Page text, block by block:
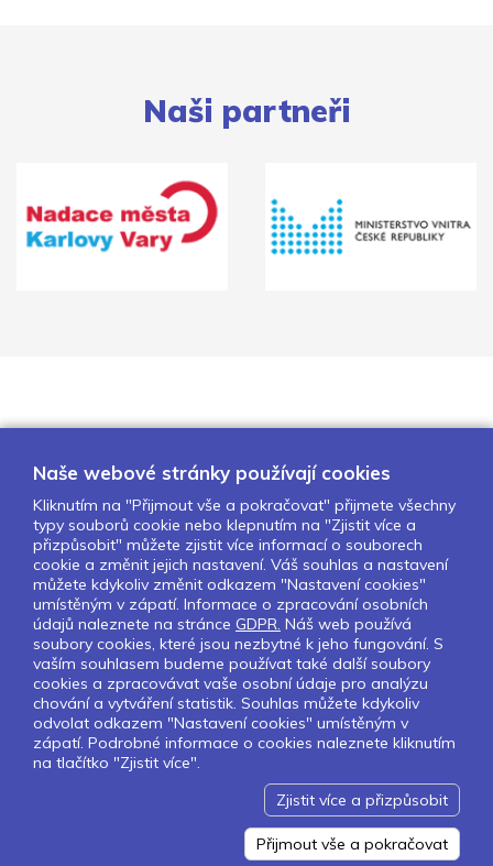
Naši partneři
O nás Naše projekty
Pro školy
Partneři
Kontakty
GDPR
Nastavení cookies
Sledujte nás:
Pokud chcete dostávat pravidelný
Newsletter klikněte
Smartware s.r.o. Redakční systém MultiCMS
Naše webové stránky používají cookies
Kliknutím na "Přijmout vše a pokračovat" přijmete všechny
typy souborů cookie nebo klepnutím na "Zjistit více a
přizpůsobit" můžete zjistit více informací o souborech
cookie a změnit jejich nastavení. Váš souhlas a nastavení
můžete kdykoliv změnit odkazem "Nastavení cookies"
umístěným v zápatí. Informace o zpracování osobních
údajů naleznete na stránce GDPR. Náš web používá
soubory cookies, které jsou nezbytné k jeho fungování. S
vaším souhlasem budeme používat také další soubory
cookies a zpracovávat vaše osobní údaje pro analýzu
chování a vytváření statistik. Souhlas můžete kdykoliv
odvolat odkazem "Nastavení cookies" umístěným v
zápatí. Podrobné informace o cookies naleznete kliknutím
na tlačítko "Zjistit více".
Zjistit více a přizpůsobit
Přijmout vše a pokračovat